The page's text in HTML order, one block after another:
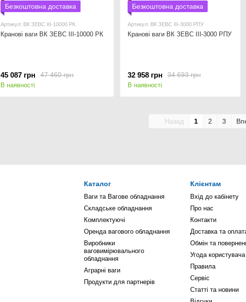
Безкоштовна доставка
Артикул: ВК ЗЕВС ІІІ-10000 РК
Кранові ваги ВК ЗЕВС ІІІ-10000 РК
47 460 грн
45 087 грн
В наявності
Безкоштовна доставка
Артикул: ВК ЗЕВС ІІІ-3000 РПУ
Кранові ваги ВК ЗЕВС ІІІ-3000 РПУ
34 693 грн
32 958 грн
В наявності
Назад 1 2 3
Каталог
Ваги та Вагове обладнання
Складське обладнання
Комплектуючі
Оренда вагового обладнання
Виробники
ваговимірювального
обладнання
Аграрні ваги
Продукти для партнерів
Клієнтам
Вхід до кабінету
Про нас
Контакти
Доставка та
Обмін та
Угода користувача
Правила
Сервіс
Статті та новини